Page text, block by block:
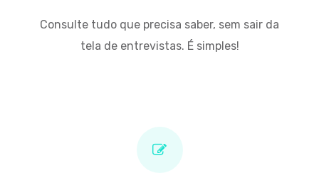
Consulte tudo que precisa saber, sem sair da
tela de entrevistas. É simples!